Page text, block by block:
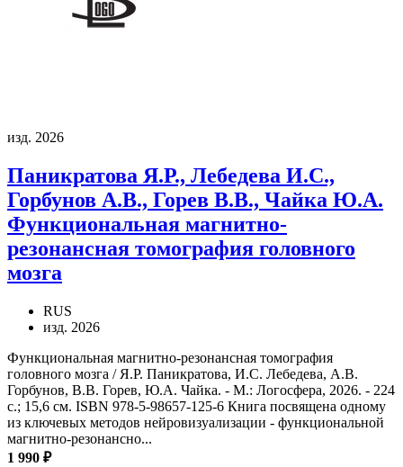
изд. 2026
Паникратова Я.Р., Лебедева И.С.,
Горбунов А.В., Горев В.В., Чайка Ю.А.
Функциональная магнитно-
резонансная томография головного
мозга
RUS
изд. 2026
Функциональная магнитно-резонансная томография
головного мозга / Я.Р. Паникратова, И.С. Лебедева, А.В.
Горбунов, В.В. Горев, Ю.А. Чайка. - М.: Логосфера, 2026. - 224
с.; 15,6 см. ISBN 978-5-98657-125-6 Книга посвящена одному
из ключевых методов нейровизуализации - функциональной
магнитно-резонансно...
1 990 ₽